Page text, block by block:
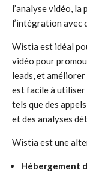
l’analyse vidéo,
l’intégration avec
Wistia est idéal
vidéo pour
leads, et
est facile à
tels que des
et des analyses
Wistia est une
Hébergement